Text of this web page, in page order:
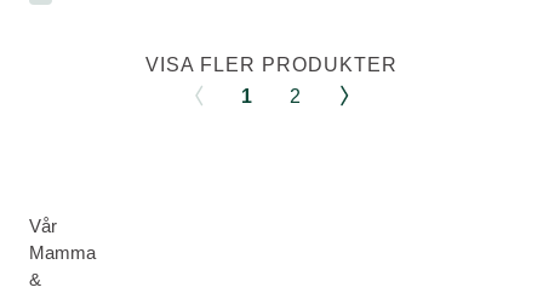
VISA FLER PRODUKTER
1
2
Vår
Mamma
&